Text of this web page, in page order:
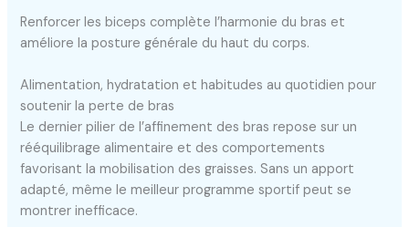
Renforcer les biceps complète l’harmonie du bras et
améliore la posture générale du haut du corps.
Alimentation, hydratation et habitudes au quotidien pour
soutenir la perte de bras
Le dernier pilier de l’affinement des bras repose sur un
rééquilibrage alimentaire et des comportements
favorisant la mobilisation des graisses. Sans un apport
adapté, même le meilleur programme sportif peut se
montrer inefficace.